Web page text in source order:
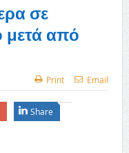
σε
μετά από
Print Email
Share